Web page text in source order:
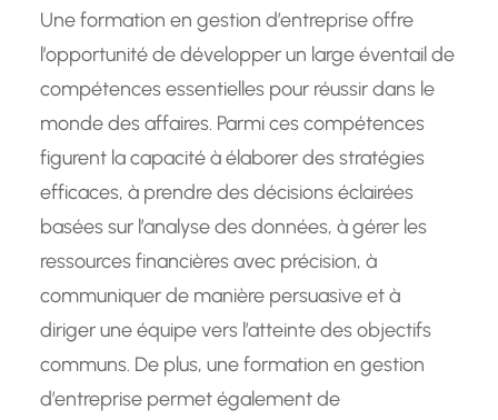
Une formation en gestion d’entreprise offre
l’opportunité de développer un large éventail de
compétences essentielles pour réussir dans le
monde des affaires. Parmi ces compétences
figurent la capacité à élaborer des stratégies
efficaces, à prendre des décisions éclairées
basées sur l’analyse des données, à gérer les
ressources financières avec précision, à
communiquer de manière persuasive et à
diriger une équipe vers l’atteinte des objectifs
communs. De plus, une formation en gestion
d’entreprise permet également de